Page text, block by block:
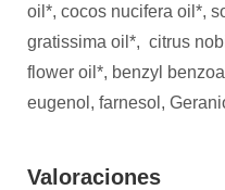
oil*, cocos nucifera oil*,
gratissima oil*, citrus
flower oil*, benzyl
eugenol, farnesol,
Valoraciones